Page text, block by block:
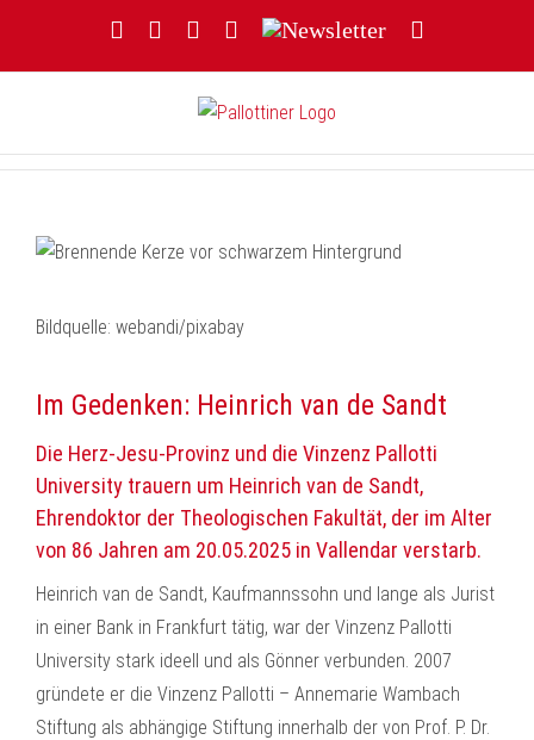
FacebookYouTubeInstagram
Threads
Newsletter
Bildquelle: webandi/pixabay
Im Gedenken: Heinrich van de Sandt
Die Herz-Jesu-Provinz und die Vinzenz Pallotti
University trauern um Heinrich van de Sandt,
Ehrendoktor der Theologischen Fakultät, der im Alter
von 86 Jahren am 20.05.2025 in Vallendar verstarb.
Heinrich van de Sandt, Kaufmannssohn und lange als Jurist
in einer Bank in Frankfurt tätig, war der Vinzenz Pallotti
University stark ideell und als Gönner verbunden. 2007
gründete er die Vinzenz Pallotti – Annemarie Wambach
Stiftung als abhängige Stiftung innerhalb der von Prof. P. Dr.